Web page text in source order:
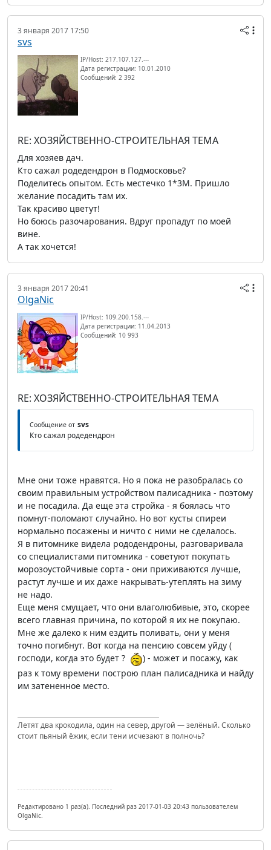
3 января 2017 17:50
svs
IP/Host: 217.107.127.---
Дата регистрации: 10.01.2010
Сообщений: 2 392
RE: ХОЗЯЙСТВЕННО-СТРОИТЕЛЬНАЯ ТЕМА
Для хозяев дач.
Кто сажал родедендрон в Подмосковье?
Поделитесь опытом. Есть местечко 1*3М. Пришло
желание посадить там их.
Так красиво цветут!
Но боюсь разочарования. Вдруг пропадут по моей
вине.
А так хочется!
3 января 2017 20:41
OlgaNic
IP/Host: 109.200.158.---
Дата регистрации: 11.04.2013
Сообщений: 10 993
RE: ХОЗЯЙСТВЕННО-СТРОИТЕЛЬНАЯ ТЕМА
Сообщение от svs
Кто сажал родедендрон
Мне они тоже нравятся. Но я пока не разобралась со
своим правильным устройством палисадника - поэтому
и не посадила. Да еще эта стройка - я боялась что
помнут-поломают случайно. Но вот кусты спиреи
нормально посажены и ничто с ними не сделалось.
Я в питомнике видела рододендроны, разговаривала
со специалистами питомника - советуют покупать
морозоустойчивые сорта - они приживаются лучше,
растут лучше и их даже накрывать-утеплять на зиму
не надо.
Еще меня смущает, что они влаголюбивые, это, скорее
всего главная причина, по которой я их не покупаю.
Мне же далеко к ним ездить поливать, они у меня
точно погибнут. Вот когда на пенсию совсем уйду (
господи, когда это будет ?
) - может и посажу, как
раз к тому времени построю план палисадника и найду
им затененное место.
Летят два крокодила, один на север, другой — зелёный. Сколько
стоит пьяный ёжик, если тени исчезают в полночь?
Редактировано 1 раз(а). Последний раз 2017-01-03 20:43 пользователем
OlgaNic.